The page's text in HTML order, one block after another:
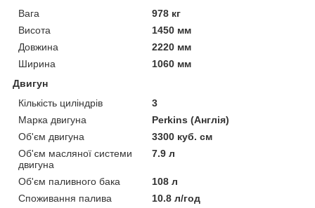
Вага
978 кг
Висота
1450 мм
Довжина
2220 мм
Ширина
1060 мм
Двигун
Кількість циліндрів
3
Марка двигуна
Perkins (Англія)
Об'єм двигуна
3300 куб. см
Об'єм масляної системи
двигуна
7.9 л
Об'єм паливного бака
108 л
Споживання палива
10.8 л/год